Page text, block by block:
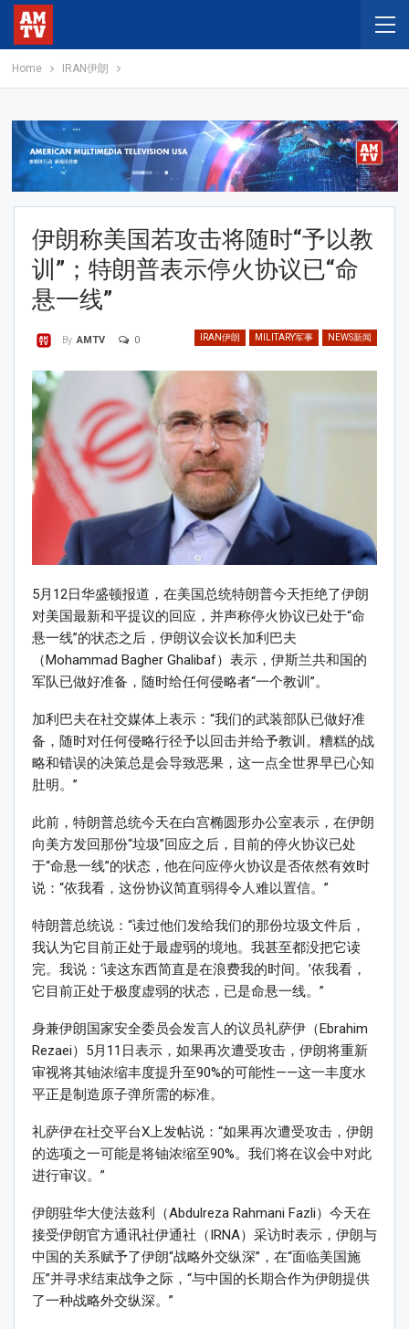
Home IRAN伊朗
伊朗称美国若攻击将随时“予以教
训”；特朗普表示停火协议已“命
悬一线”
IRAN伊朗 MILITARY军事 NEWS新闻
By AMTV 0
5月12日华盛顿报道，在美国总统特朗普今天拒绝了伊朗
对美国最新和平提议的回应，并声称停火协议已处于“命
悬一线”的状态之后，伊朗议会议长加利巴夫
（Mohammad Bagher Ghalibaf）表示，伊斯兰共和国的
军队已做好准备，随时给任何侵略者“一个教训”。
加利巴夫在社交媒体上表示：“我们的武装部队已做好准
备，随时对任何侵略行径予以回击并给予教训。糟糕的战
略和错误的决策总是会导致恶果，这一点全世界早已心知
肚明。”
此前，特朗​​普总统今天在白宫椭圆形办公室表示，在伊朗
向美方发回那份“垃圾”回应之后，目前的停火协议已处
于“命悬一线”的状态，他在问应停火协议是否依然有效时
说：“依我看，这份协议简直弱得令人难以置信。”
特朗普总统说：“读过他们发给我们的那份垃圾文件后，
我认为它目前正处于最虚弱的境地。我甚至都没把它读
完。我说：‘读这东西简直是在浪费我的时间。’依我看，
它目前正处于极度虚弱的状态，已是命悬一线。”
身兼伊朗国家安全委员会发言人的议员礼萨伊（Ebrahim
Rezaei）5月11日表示，如果再次遭受攻击，伊朗将重新
审视将其铀浓缩丰度提升至90%的可能性——这一丰度水
平正是制造原子弹所需的标准。
礼萨伊在社交平台X上发帖说：“如果再次遭受攻击，伊朗
的选项之一可能是将铀浓缩至90%。我们将在议会中对此
进行审议。”
伊朗驻华大使法兹利（Abdulreza Rahmani Fazli）今天在
接受伊朗官方通讯社伊通社（IRNA）采访时表示，伊朗与
中国的关系赋予了伊朗“战略外交纵深”，在“面临美国施
压”并寻求结束战争之际，“与中国的长期合作为伊朗提供
了一种战略外交纵深。”